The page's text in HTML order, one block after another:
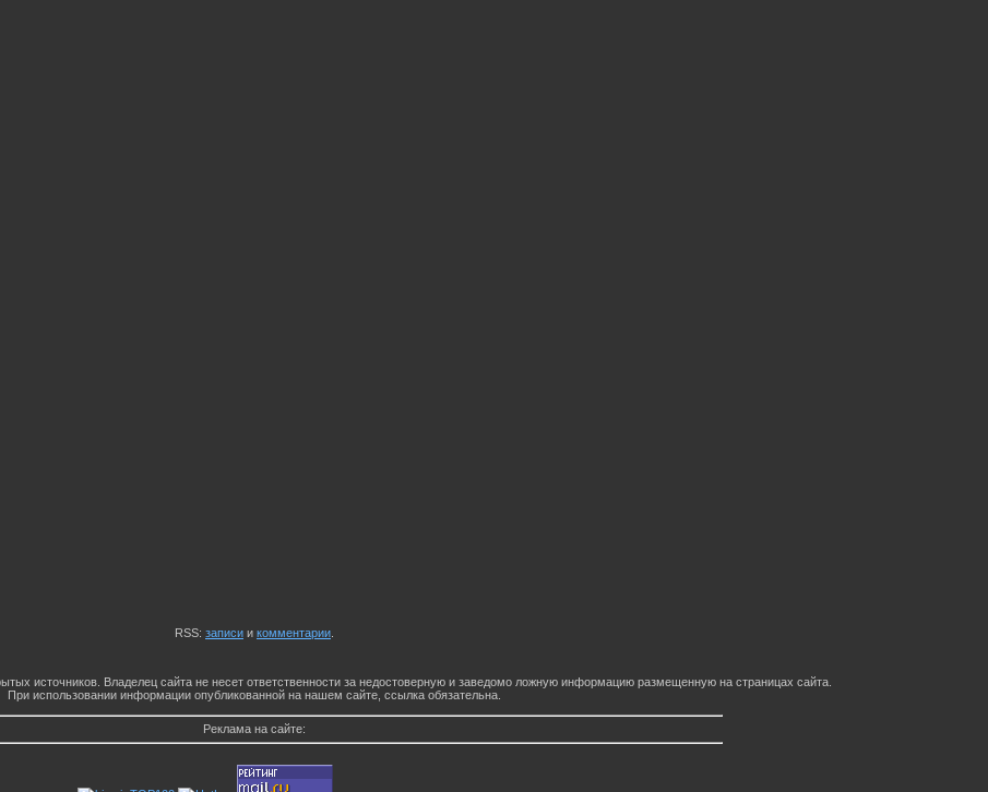
RSS: записи и комментарии
источников. Владелец сайта не несет ответственности за недостоверную и заведомо ложную информацию размещенную на страницах сайта.
При использовании информации опубликованной на нашем сайте, ссылка обязательна.
Реклама на сайте: